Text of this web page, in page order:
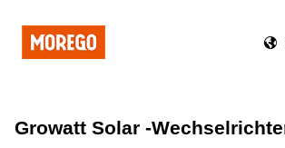
Growatt Solar -